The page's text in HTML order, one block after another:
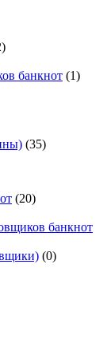
банкнот (1)
(35)
(20)
банкнот
(0)